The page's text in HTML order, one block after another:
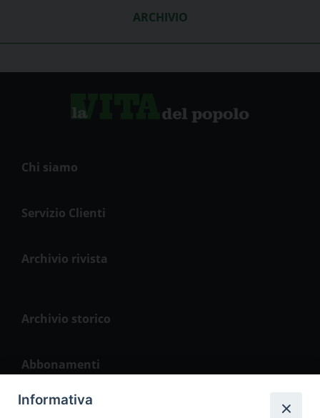
ARCHIVIO
Chi siamo
Servizio Clienti
Archivio rivista
Archivio storico
Abbonamenti
Informativa